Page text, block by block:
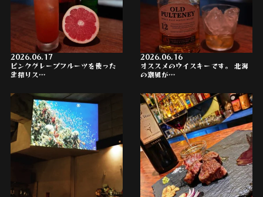
2026.06.17
ピンクグレープフルーツを使った
生搾りス…
2026.06.16
オススメのウイスキーです。 北海
の潮風が…